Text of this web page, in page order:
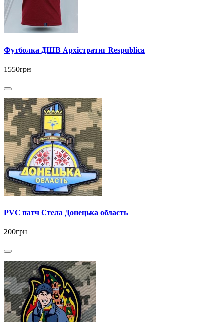
Футболка ДШВ Архістратиг Respublica
1550грн
PVC патч Стела Донецька область
200грн